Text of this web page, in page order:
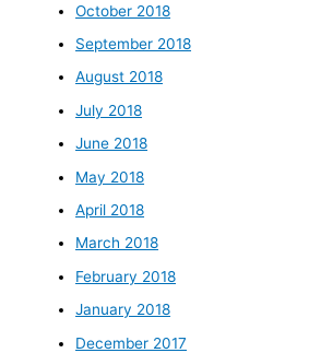
October 2018
September 2018
August 2018
July 2018
June 2018
May 2018
April 2018
March 2018
February 2018
January 2018
December 2017